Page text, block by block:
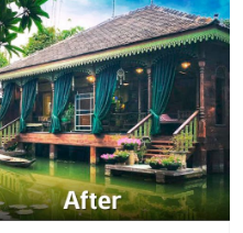
กคู่ใจ คุณเล็ก-นภาภรณ์และ
ยกันอย่างเข้าใจ ใช้เวลา
ดือน โดยปรับเปลี่ยนผัง
ที่เคยดูทึบให้โปร่งโล่งอยู่
นใหม่ให้สดใส และเก็บ
จำของคุณพ่อคุณแม่ไว้เกือบ
รายละเอียดการปรับปรุง